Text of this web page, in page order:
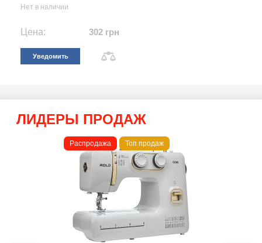
Нет в наличии
Цена: 302 грн
Уведомить
ЛИДЕРЫ ПРОДАЖ
Распродажа Топ продаж